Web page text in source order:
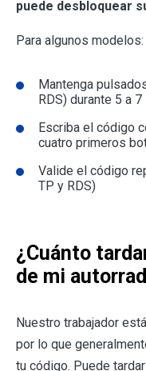
puede desbloquear
Para algunos modelos:
Mantenga
RDS) durante 5 a
Escriba el código
cuatro primeros
Valide el código
TP y RDS)
¿Cuánto
de mi
Nuestro trabajador
por lo que
tu código. Puede